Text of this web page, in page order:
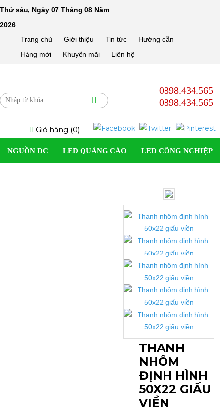
Thứ sáu, Ngày 07 Tháng 08 Năm
2026
Trang chủ
Giới thiệu Tin tức
Hướng dẫn
Hàng mới
Khuyến mãi Liên hệ
0898.434.565
0898.434.565
Giỏ hàng (0)
NGUỒN DC LED QUẢNG CÁO LED CÔNG NGHIỆP
THANH
NHÔM
ĐỊNH HÌNH
50X22 GIẤU
VIỀN